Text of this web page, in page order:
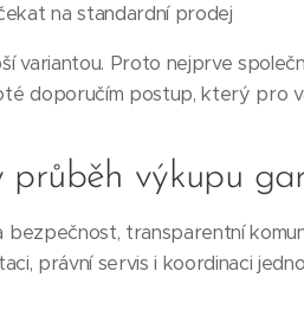
na standardní prodej
variantou. Proto nejprve
doporučím postup, který pro
průběh výkupu
bezpečnost, transparentní
právní servis i koordinaci